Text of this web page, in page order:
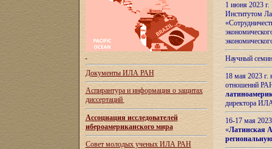
Документы ИЛА РАН
Аспирантура и информация о защитах
диссертаций
Ассоциация исследователей
ибероамериканского мира
Совет молодых ученых ИЛА РАН
1 июня 2023
Институтом
Научный
18 мая 2023
отношений
директора
16-17 мая
«Латинская